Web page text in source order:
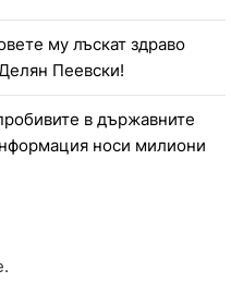
му лъскат здраво
Пеевски!
в държавните
носи милиони